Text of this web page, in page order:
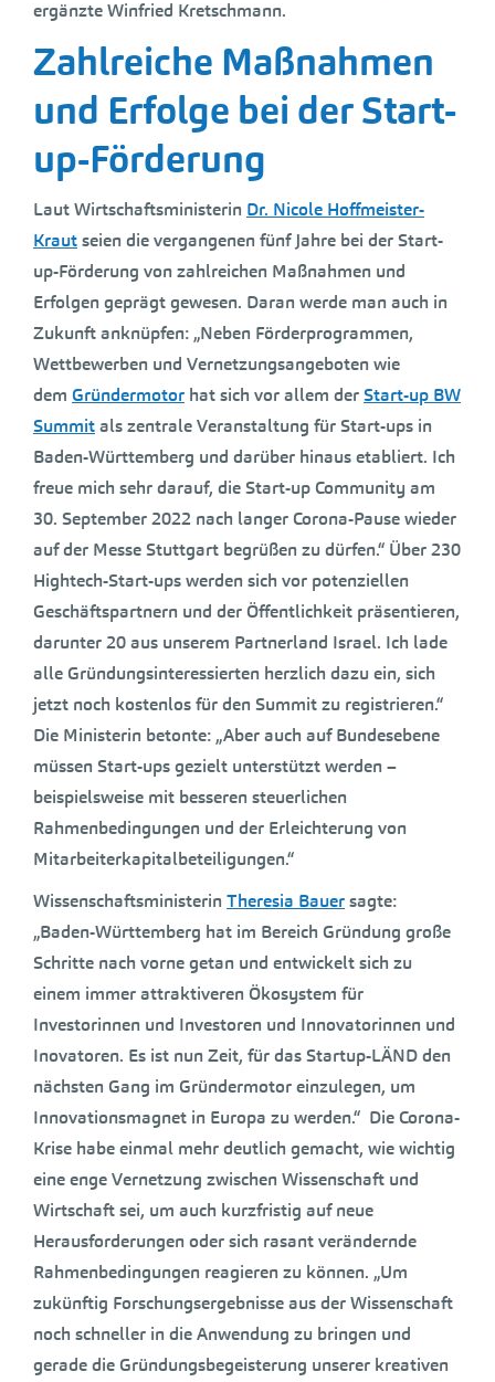
ergänzte Winfried Kretschmann.
Zahlreiche Maßnahmen
und Erfolge bei der Start-
up-Förderung
Laut Wirtschaftsministerin Dr. Nicole Hoffmeister-
Krautseien die vergangenen fünf Jahre bei der Start-
up-Förderung von zahlreichen Maßnahmen und
Erfolgen geprägt gewesen. Daran werde man auch in
Zukunft anknüpfen: „Neben Förderprogrammen,
Wettbewerben und Vernetzungsangeboten wie
dem Gründermotor hat sich vor allem derStart-up BW
Summitals zentrale Veranstaltung für Start-ups in
Baden-Württemberg und darüber hinaus etabliert. Ich
freue mich sehr darauf, die Start-up Community am
30. September 2022 nach langer Corona-Pause wieder
auf der Messe Stuttgart begrüßen zu dürfen.“ Über 230
Hightech-Start-ups werden sich vor potenziellen
Geschäftspartnern und der Öffentlichkeit präsentieren,
darunter 20 aus unserem Partnerland Israel. Ich lade
alle Gründungsinteressierten herzlich dazu ein, sich
jetzt noch kostenlos für den Summit zu registrieren.“
Die Ministerin betonte: „Aber auch auf Bundesebene
müssen Start-ups gezielt unterstützt werden –
beispielsweise mit besseren steuerlichen
Rahmenbedingungen und der Erleichterung von
Mitarbeiterkapitalbeteiligungen.“
Wissenschaftsministerin Theresia Bauersagte:
„Baden-Württemberg hat im Bereich Gründung große
Schritte nach vorne getan und entwickelt sich zu
einem immer attraktiveren Ökosystem für
Investorinnen und Investoren und Innovatorinnen und
Inovatoren. Es ist nun Zeit, für das Startup-LÄND den
nächsten Gang im Gründermotor einzulegen, um
Innovationsmagnet in Europa zu werden.“ Die Corona-
Krise habe einmal mehr deutlich gemacht, wie wichtig
eine enge Vernetzung zwischen Wissenschaft und
Wirtschaft sei, um auch kurzfristig auf neue
Herausforderungen oder sich rasant verändernde
Rahmenbedingungen reagieren zu können. „Um
zukünftig Forschungsergebnisse aus der Wissenschaft
noch schneller in die Anwendung zu bringen und
gerade die Gründungsbegeisterung unserer kreativen